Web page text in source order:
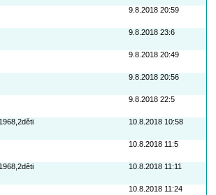
9.8.2018 20:59
9.8.2018 23:6
9.8.2018 20:49
9.8.2018 20:56
9.8.2018 22:5
10.8.2018 10:58
10.8.2018 11:5
10.8.2018 11:11
10.8.2018 11:24